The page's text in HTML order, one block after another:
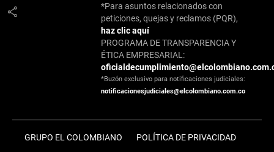
share
*Para asuntos relacionados con
peticiones, quejas y reclamos (PQR),
haz clic aquí
PROGRAMA DE TRANSPARENCIA Y
ÉTICA EMPRESARIAL:
*Buzón exclusivo para notificaciones judiciales:
notificacionesjudiciales@elcolombiano.com.co
GRUPO EL COLOMBIANO POLÍTICA DE PRIVACIDAD